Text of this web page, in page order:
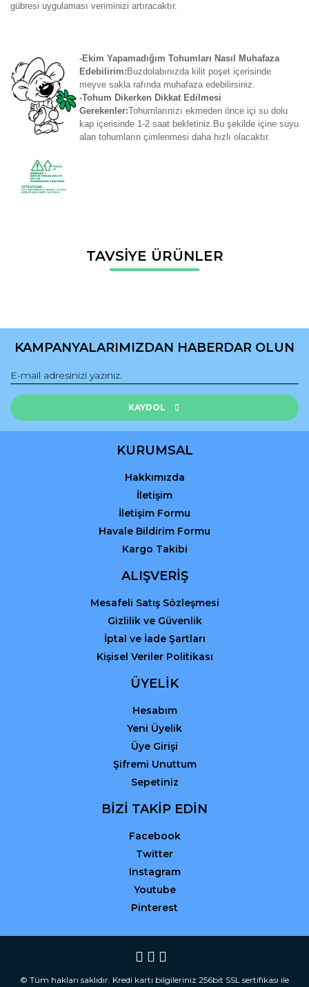
gübresi uygulaması veriminizi artıracaktır.
-Ekim Yapamadığım Tohumları Nasıl Muhafaza
Edebilirim: Buzdolabınızda kilit poşet içerisinde
meyve sakla rafında muhafaza edebilirsiniz.
-Tohum Dikerken Dikkat Edilmesi
Gerekenler:Tohumlarınızı ekmeden önce içi su dolu
kap içerisinde 1-2 saat bekletiniz.Bu şekilde içine suyu
alan tohumların çimlenmesi daha hızlı olacaktır.
Bu ürüne ilk yorumu siz yapın!
Bu ürünün fiyat bilgisi, resim, ürün açıklamalarında ve diğer
konularda yetersiz gördüğünüz noktaları öneri formunu
Ürün açıklamasında eksik bilgiler bulunuyor.
Ürün fiyatı diğer sitelerden daha pahalı.
Bu ürüne benzer farklı alternatifler olmalı.
Gönder
TAVSİYE ÜRÜNLER
KAMPANYALARIMIZDAN HABERDAR OLUN
KAYDOL
KURUMSAL
Hakkımızda
İletişim
İletişim Formu
Havale Bildirim Formu
Kargo Takibi
ALIŞVERİŞ
Mesafeli Satış Sözleşmesi
Gizlilik ve Güvenlik
İptal ve İade Şartları
Kişisel Veriler Politikası
ÜYELİK
Hesabım
Yeni Üyelik
Üye Girişi
Şifremi Unuttum
Sepetiniz
BİZİ TAKİP EDİN
Facebook
Twitter
Instagram
Youtube
Pinterest
© Tüm hakları saklıdır. Kredi kartı bilgileriniz 256bit SSL sertifikası ile